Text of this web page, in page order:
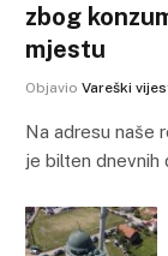
zbog
mjestu
Objavio Vareški
Na adresu naše
je bilten dnevnih